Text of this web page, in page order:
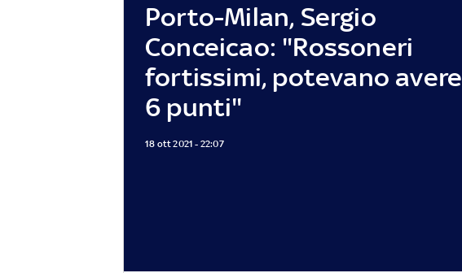
Porto-Milan, Sergio
Conceicao: "Rossoneri
fortissimi, potevano avere
6 punti"
18 ott 2021 - 22:07